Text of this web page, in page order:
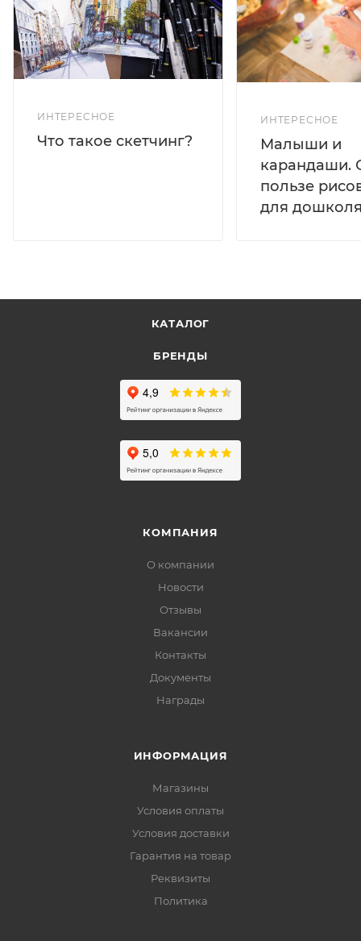
ИНТЕРЕСНОЕ
Что такое скетчинг?
ИНТЕРЕСНОЕ
Малыши и
карандаши.
пользе
для
КАТАЛОГ
БРЕНДЫ
КОМПАНИЯ
О компании
Новости
Отзывы
Вакансии
Контакты
Документы
Награды
ИНФОРМАЦИЯ
Магазины
Условия оплаты
Условия доставки
Гарантия на товар
Реквизиты
Политика